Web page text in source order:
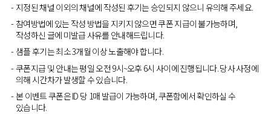
지정된 채널 이외의 채널에 작성된 후기는 승인되지 않으니 유의해 주세요.
참여방법에 있는 작성 방법을 지키지 않으면 쿠폰 지급이 불가능하며,
작성하신 글에 미발급 사유를 안내해드립니다.
샘플 후기는 최소 3개월 이상 노출해야 합니다.
쿠폰지급 및 안내는 평일 오전 9시~오후 6시 사이에 진행됩니다. 당사 사정에
의해 시간차가 발생할 수 있습니다.
본 이벤트 쿠폰은 ID 당 1매 발급이 가능하며, 쿠폰함에서 확인하실 수
있습니다.